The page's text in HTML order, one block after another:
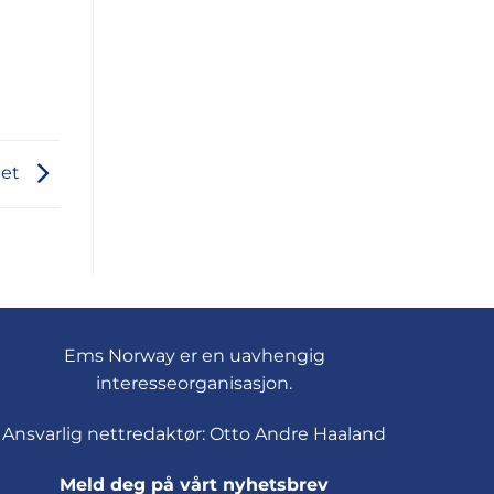
Ems Norway er en uavhengig
interesseorganisasjon.
Ansvarlig nettredaktør: Otto Andre Haaland
Meld deg på vårt nyhetsbrev